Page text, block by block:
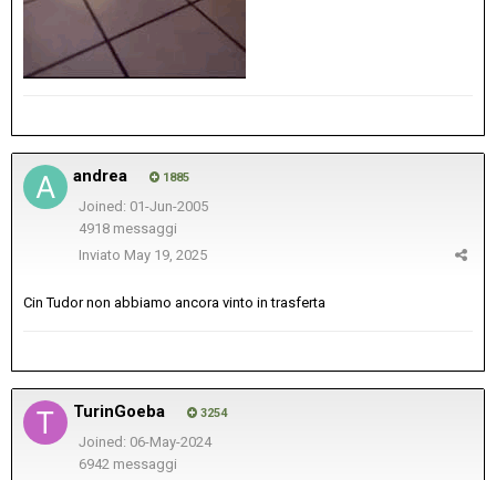
andrea 1885
Joined: 01-Jun-2005
4918 messaggi
Inviato May 19, 2025
Cin Tudor non abbiamo ancora vinto in trasferta
TurinGoeba 3254
Joined: 06-May-2024
6942 messaggi